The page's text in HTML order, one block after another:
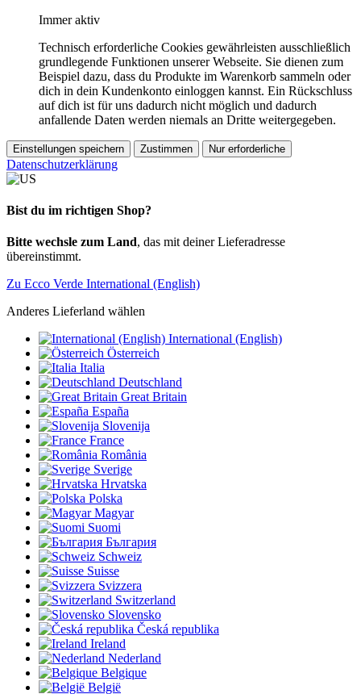
Immer aktiv
Technisch erforderliche Cookies gewährleisten ausschließlich
grundlegende Funktionen unserer Webseite. Sie dienen zum
Beispiel dazu, dass du Produkte im Warenkorb sammeln oder
dich in dein Kundenkonto einloggen kannst. Ein Rückschluss
auf dich ist für uns dadurch nicht möglich und dadurch
anfallende Daten werden niemals an Dritte weitergegeben.
Einstellungen speichern Zustimmen Nur erforderliche
Datenschutzerklärung
Bist du im richtigen Shop?
Bitte wechsle zum Land, das mit deiner Lieferadresse
übereinstimmt.
Zu Ecco Verde International (English)
Anderes Lieferland wählen
International (English)
Österreich
Italia
Deutschland
Great Britain
España
Slovenija
France
România
Sverige
Hrvatska
Polska
Magyar
Suomi
България
Schweiz
Suisse
Svizzera
Switzerland
Slovensko
Česká republika
Ireland
Nederland
Belgique
België